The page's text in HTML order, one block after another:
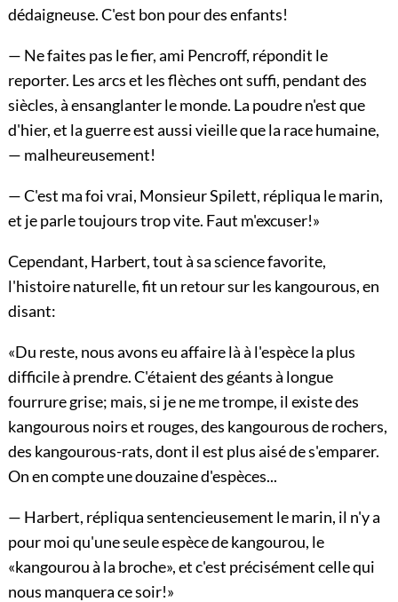
dédaigneuse. C'est bon pour des enfants!
— Ne faites pas le fier, ami Pencroff, répondit le
reporter. Les arcs et les flèches ont suffi, pendant des
siècles, à ensanglanter le monde. La poudre n'est que
d'hier, et la guerre est aussi vieille que la race humaine,
— malheureusement!
— C'est ma foi vrai, Monsieur Spilett, répliqua le marin,
et je parle toujours trop vite. Faut m'excuser!»
Cependant, Harbert, tout à sa science favorite,
l'histoire naturelle, fit un retour sur les kangourous, en
disant:
«Du reste, nous avons eu affaire là à l'espèce la plus
difficile à prendre. C'étaient des géants à longue
fourrure grise; mais, si je ne me trompe, il existe des
kangourous noirs et rouges, des kangourous de rochers,
des kangourous-rats, dont il est plus aisé de s'emparer.
On en compte une douzaine d'espèces...
— Harbert, répliqua sentencieusement le marin, il n'y a
pour moi qu'une seule espèce de kangourou, le
«kangourou à la broche», et c'est précisément celle qui
nous manquera ce soir!»